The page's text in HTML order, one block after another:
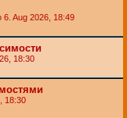
6. Aug 2026, 18:49
18:30
18:30